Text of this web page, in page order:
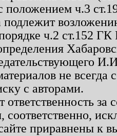
положением ч.3
подлежит
ч.2 ст.152
не
с авторами.
ответственность
соответственно,
приравнены к